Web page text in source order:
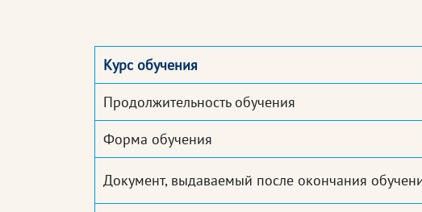
Курс обучения
Продолжительность обучения
Форма обучения
Документ, выдаваемый после окончания